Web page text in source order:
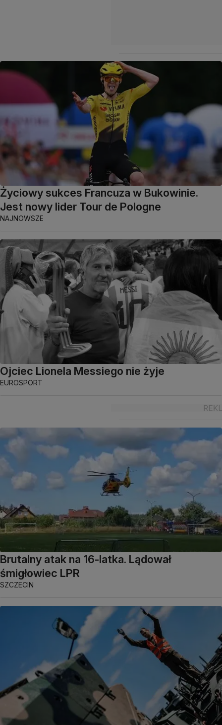
Życiowy sukces Francuza w Bukowinie.
Jest nowy lider Tour de Pologne
NAJNOWSZE
Ojciec Lionela Messiego nie żyje
EUROSPORT
Brutalny atak na 16-latka. Lądował
śmigłowiec LPR
SZCZECIN